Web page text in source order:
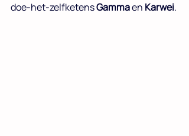
doe-het-zelfketens Gamma en Karwei.